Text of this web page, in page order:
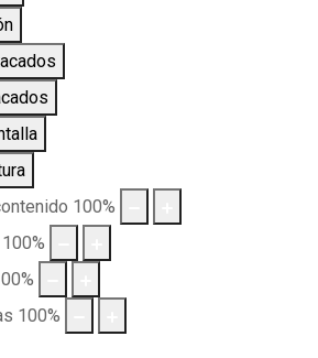
100%
100%
%
100%